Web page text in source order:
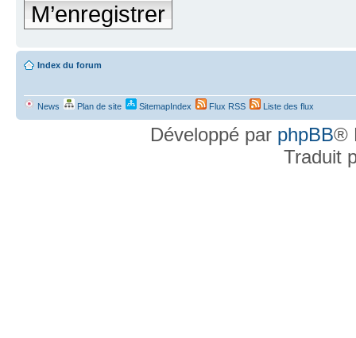
M’enregistrer
Index du forum
News Plan de site SitemapIndex Flux RSS Liste des flux
Développé par phpBB®
Traduit